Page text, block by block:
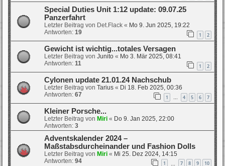
Special Duties Unit 1:12 update: 09.07.25
Panzerfahrt
Letzter Beitrag von Det.Flack « Mo 9. Jun 2025, 19:22
Antworten: 19 1 2
Gewicht ist wichtig...totales Versagen
Letzter Beitrag von Junito « Mo 3. Mär 2025, 08:41
Antworten: 11 1 2
Cylonen update 21.01.24 Nachschub
Letzter Beitrag von Tarius « Di 18. Feb 2025, 00:36
Antworten: 67 1 4 5 6 7
Kleiner Porsche...
Letzter Beitrag von Miri « Do 9. Jan 2025, 22:00
Antworten: 3
Adventskalender 2024 –
Maßstabsdurcheinander und Fashion Dolls
Letzter Beitrag von Miri « Mi 25. Dez 2024, 14:15
Antworten: 94 1 7 8 9 10